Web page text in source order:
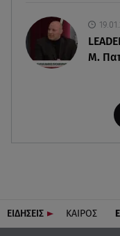
Μ.
ΕΙΔΗΣΕΙΣ ΚΑΙΡΟΣ